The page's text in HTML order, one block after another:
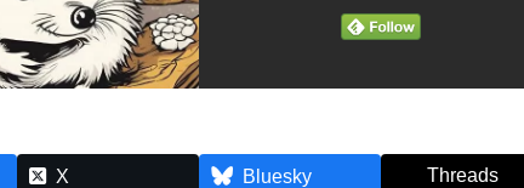
X Bluesky Threads